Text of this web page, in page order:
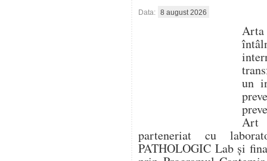
Data: 8 august 2026
un
Art
parteneriat cu
PATHOLOGIC Lab și